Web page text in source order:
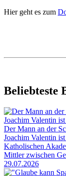
Hier geht es zum
Beliebteste
Joachim Valentin
Der Mann an der
Joachim Valentin
Katholischen
Mittler zwischen
29.07.2026